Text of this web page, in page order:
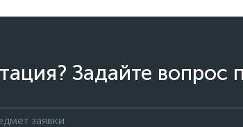
Задайте вопрос